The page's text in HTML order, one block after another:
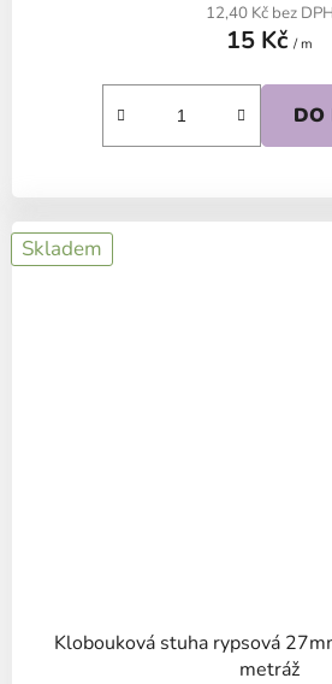
12,40 Kč bez DPH
15 Kč / m
DO
Skladem
Klobouková stuha rypsová
metráž